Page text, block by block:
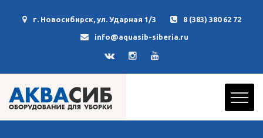
г. Новосибирск, ул. Ударная 1/3 8 (383) 380 62 72
info@aquasib-siberia.ru